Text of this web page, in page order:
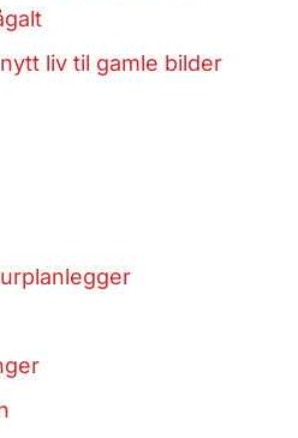
liv til gamle bilder